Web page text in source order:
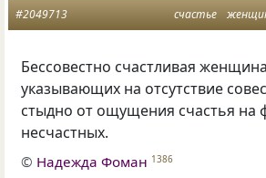
счастье
#2049713
Бессовестно счастливая
указывающих на отсутствие
стыдно от ощущения счастья на
несчастных.
© Надежда Фоман 1386